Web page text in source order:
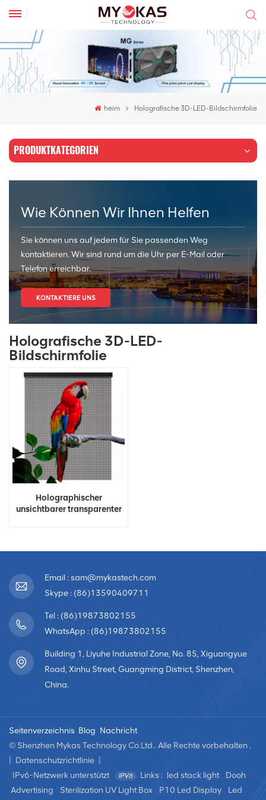
heim Holografische 3D-LED-Bildschirmfolie
PRODUKTKATEGORIEN
Wie Können Wir Ihnen Helfen
Sie können uns auf jedem für Sie passenden Weg
kontaktieren. Wir sind rund um die Uhr per E-Mail oder
Telefon erreichbar.
KONTAKTIERE UNS
Holografische 3D-LED-
Bildschirmfolie
Holographischer
unsichtbarer transparenter
Email : sam@mykastech.com
Skype : (86)13590409711
Tel : (86)19873802155
WhatsApp : (86)19873802155
Building 1, Liyuhe Industrial Zone, No. 85, Xiguangyue
Road, Xinhu Street, Guangming District, Shenzhen,
China.
Seitenverzeichnis Blog Nachricht
© Shenzhen Mykas Technology Co.Ltd.. Alle Rechte vorbehalten .
Datenschutzrichtlinie
IPv6-Netzwerk unterstützt
Links : led stack light
Dooh
Advertising
Sterilization UV Light Box P10 Led Display
Led